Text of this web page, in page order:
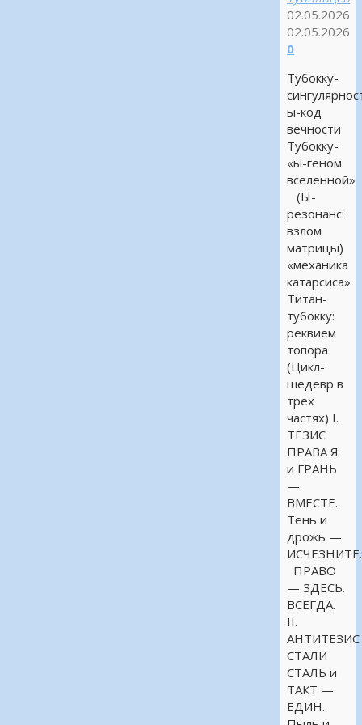
02.05.2026
02.05.2026
0
Тубокку-
ы-код
вечности
Тубокку-
«ы-геном
вселенной»
(Ы-
резонанс:
взлом
матрицы)
«механика
катарсиса»
Титан-
тубокку:
реквием
топора
(Цикл-
шедевр в
трех
частях) I.
ТЕЗИС
ПРАВА Я
и ГРАНЬ
—
ВМЕСТЕ.
Тень и
дрожь —
ИСЧЕЗНИТЕ.
ПРАВО
— ЗДЕСЬ.
ВСЕГДА.
II.
АНТИТЕЗИС
СТАЛИ
СТАЛЬ и
ТАКТ —
ЕДИН.